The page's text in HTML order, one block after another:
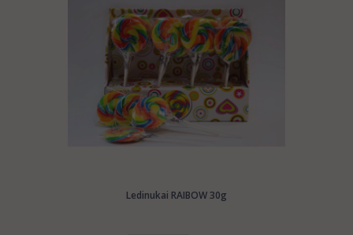
Ledinukai RAIBOW 30g
your company and products to:export@manrasta.lt